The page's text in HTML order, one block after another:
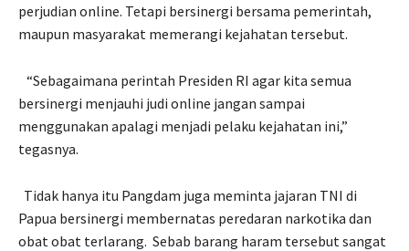
perjudian online. Tetapi bersinergi bersama pemerintah,
maupun masyarakat memerangi kejahatan tersebut.
“Sebagaimana perintah Presiden RI agar kita semua
bersinergi menjauhi judi online jangan sampai
menggunakan apalagi menjadi pelaku kejahatan ini,”
tegasnya.
Tidak hanya itu Pangdam juga meminta jajaran TNI di
Papua bersinergi membernatas peredaran narkotika dan
obat obat terlarang. Sebab barang haram tersebut sangat